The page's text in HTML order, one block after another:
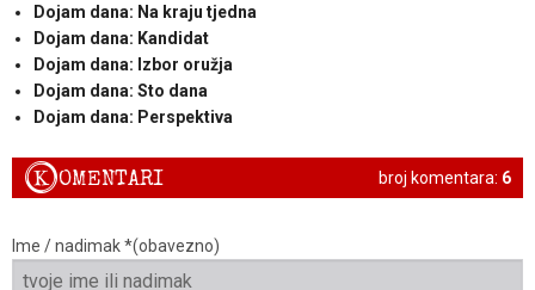
Dojam dana: Na kraju tjedna
Dojam dana: Kandidat
Dojam dana: Izbor oružja
Dojam dana: Sto dana
Dojam dana: Perspektiva
broj komentara: 6
KOMENTARI
Ime / nadimak *(obavezno)